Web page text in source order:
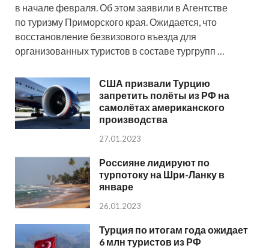
в начале февраля. Об этом заявили в Агентстве
по туризму Приморского края. Ожидается, что
восстановление безвизового въезда для
организованных туристов в составе тургрупп …
США призвали Турцию
запретить полёты из РФ на
самолётах американского
производства
27.01.2023
Россияне лидируют по
турпотоку на Шри-Ланку в
январе
26.01.2023
Турция по итогам года ожидает
6 млн туристов из РФ